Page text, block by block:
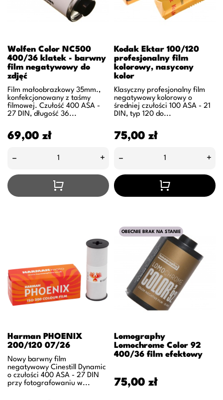
Wolfen Color NC500
400/36 klatek - barwny
film negatywowy do
zdjęć
Film małoobrazkowy 35mm.,
konfekcjonowany z taśmy
filmowej. Czułość 400 ASA -
27 DIN, długość 36...
Cena
69,00 zł
– +
Kodak Ektar 100/120
profesjonalny film
kolorowy, nasycony
kolor
Klasyczny profesjonalny film
negatywowy kolorowy o
średniej czułości 100 ASA - 21
DIN, typ 120 do...
Cena
75,00 zł
– +
Harman PHOENIX
200/120 07/26
Nowy barwny film
negatywowy Cinestill Dynamic
o czułości 400 ASA - 27 DIN
przy fotografowaniu w...
OBECNIE BRAK NA STANIE
Lomography
Lomochrome Color 92
400/36 film efektowy
Cena
75,00 zł